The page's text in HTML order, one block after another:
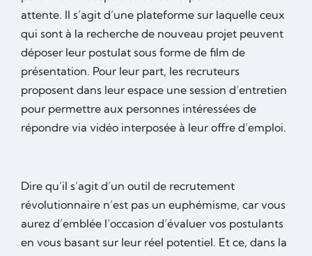
attente. Il s’agit d’une plateforme sur laquelle ceux
qui sont à la recherche de nouveau projet peuvent
déposer leur postulat sous forme de film de
présentation. Pour leur part, les recruteurs
proposent dans leur espace une session d’entretien
pour permettre aux personnes intéressées de
répondre via vidéo interposée à leur offre d’emploi.
Dire qu’il s’agit d’un outil de recrutement
révolutionnaire n’est pas un euphémisme, car vous
aurez d’emblée l’occasion d’évaluer vos postulants
en vous basant sur leur réel potentiel. Et ce, dans la